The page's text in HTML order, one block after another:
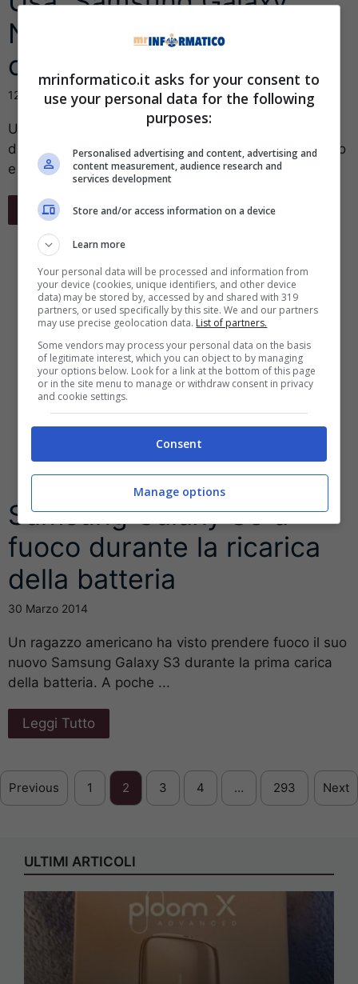
Note 7 prende fuoco in
cabina: aereo evacuato
12 Ottobre 2016
Uno smartphone Samsung Galaxy Note 7 è esploso
durante un volo diretto a Baltimora prendendo fuoco
e riempendo la cabina di ...
Leggi Tutto
Samsung Galaxy S3 a
fuoco durante la ricarica
della batteria
30 Marzo 2014
Un ragazzo americano ha visto prendere fuoco il suo
nuovo Samsung Galaxy S3 durante la prima carica
della batteria. A poche ...
Leggi Tutto
Previous 1 2 3 4 … 293 Next
ULTIMI ARTICOLI
mrinformatico.it asks for your consent to
use your personal data for the following
purposes:
Personalised advertising and content, advertising and
content measurement, audience research and
services development
Store and/or access information on a device
Learn more
Your personal data will be processed and information from
your device (cookies, unique identifiers, and other device
data) may be stored by, accessed by and shared with 319
partners, or used specifically by this site. We and our partners
may use precise geolocation data. List of partners.
Some vendors may process your personal data on the basis
of legitimate interest, which you can object to by managing
your options below. Look for a link at the bottom of this page
or in the site menu to manage or withdraw consent in privacy
and cookie settings.
Consent
Manage options